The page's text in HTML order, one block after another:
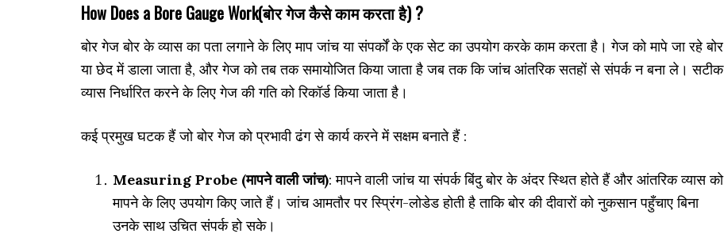
How Does a Bore Gauge Work(बोर गेज कैसे काम करता है) ?
बोर गेज बोर के व्यास का पता लगाने के लिए माप जांच या संपर्कों के एक सेट का उपयोग करके काम करता है। गेज को मापे जा रहे बोर
या छेद में डाला जाता है, और गेज को तब तक समायोजित किया जाता है जब तक कि जांच आंतरिक सतहों से संपर्क न बना ले। सटीक
व्यास निर्धारित करने के लिए गेज की गति को रिकॉर्ड किया जाता है।
कई प्रमुख घटक हैं जो बोर गेज को प्रभावी ढंग से कार्य करने में सक्षम बनाते हैं :
Measuring Probe (मापने वाली जांच): मापने वाली जांच या संपर्क बिंदु बोर के अंदर स्थित होते हैं और आंतरिक व्यास को
मापने के लिए उपयोग किए जाते हैं। जांच आमतौर पर स्प्रिंग-लोडेड होती है ताकि बोर की दीवारों को नुकसान पहुँचाए बिना
उनके साथ उचित संपर्क हो सके।